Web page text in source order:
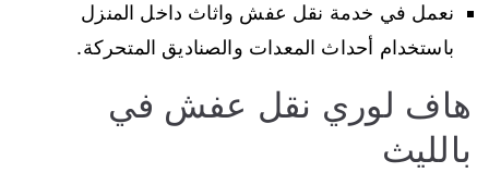
نعمل في خدمة نقل عفش واثاث داخل المنزل
باستخدام أحداث المعدات والصناديق المتحركة.
هاف لوري نقل عفش في
بالليث